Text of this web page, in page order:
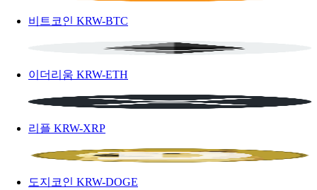
비트코인 KRW-BTC
이더리움 KRW-ETH
리플 KRW-XRP
도지코인 KRW-DOGE